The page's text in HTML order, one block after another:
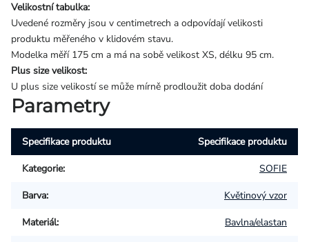
Velikostní tabulka:
Uvedené rozměry jsou v centimetrech a odpovídají velikosti
produktu měřeného v klidovém stavu.
Modelka měří 175 cm a má na sobě velikost XS, délku 95 cm.
Plus size velikost:
U plus size velikostí se může mírně prodloužit doba dodání
Parametry
Specifikace produktu Specifikace produktu
Kategorie: SOFIE
Barva: Květinový vzor
Materiál: Bavlna/elastan